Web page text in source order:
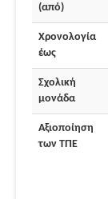
(από)
Χρονολογία
έως
Σχολική
μονάδα
Αξιοποίηση
των ΤΠΕ